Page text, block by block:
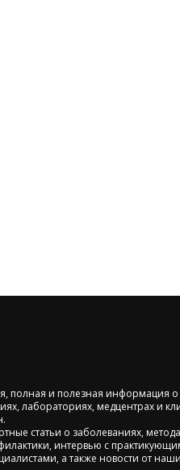
полная и полезная информация о
лабораториях, медцентрах и
статьи о заболеваниях,
интервью с
а также новости от